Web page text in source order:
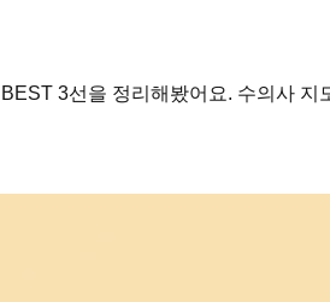
3선을 정리해봤어요. 수의사 지